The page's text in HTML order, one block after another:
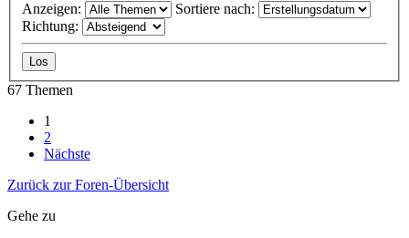
Anzeigen:
Sortiere nach:
Richtung:
67 Themen
1
2
Nächste
Zurück zur Foren-Übersicht
Gehe zu